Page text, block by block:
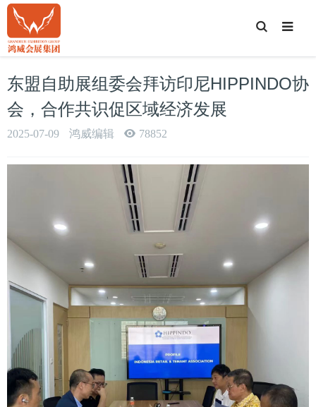
T
o
g
S
e
东盟自助展组委会拜访印尼HIPPINDO协
会，合作共识促区域经济发展
2025-07-09 鸿威编辑 78852